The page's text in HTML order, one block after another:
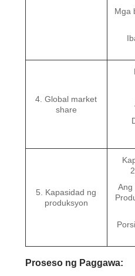
Mga
4. Global market
share
5. Kapasidad ng
produksyon
Ang
Proseso ng Paggawa: